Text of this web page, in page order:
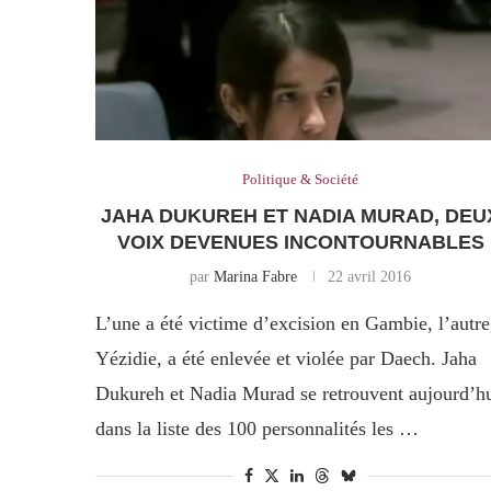
Politique & Société
JAHA DUKUREH ET NADIA MURAD,
VOIX DEVENUES INCONTOURNABLES
parMarina Fabre 22 avril 2016
L’une a été victime d’excision en Gambie,
Yézidie, a été enlevée et violée par Daech. Jaha
Dukureh et Nadia Murad se retrouvent
dans la liste des 100 personnalités les …